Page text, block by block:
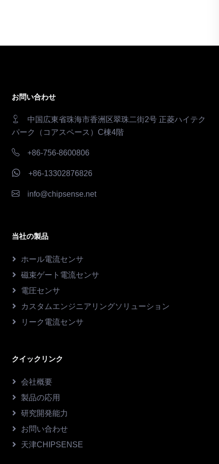
お問い合わせ
中国広東省珠海市香洲区翠珠二街2号 正菱ハイテク
パーク（コアスペース）C棟4階
+86-756-8600806
+86-13302876826
info@chipsense.net
当社の製品
ホール電流センサ
磁束ゲート電流センサ
電圧センサ
カスタムエンジニアリングソリューション
リーク電流センサ
クイックリンク
会社概要
製品の応用
研究開発能力
お問い合わせ
天津CHIPSENSE